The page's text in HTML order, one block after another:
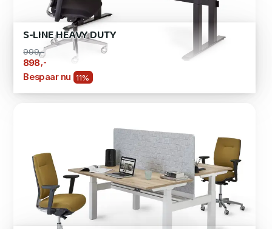
S-LINE HEAVY DUTY
999,-
898 ,-
Bespaar nu 11%